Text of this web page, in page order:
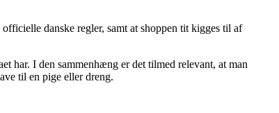
danske regler, samt at shoppen tit kigges til af
har. I den sammenhæng er det tilmed relevant, at man
til en pige eller dreng.